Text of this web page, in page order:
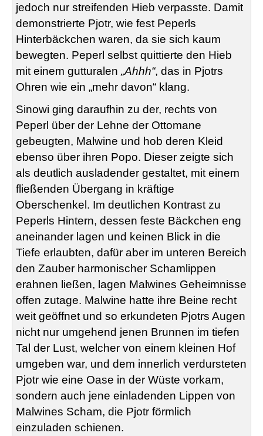
jedoch nur streifenden Hieb verpasste. Damit
demonstrierte Pjotr, wie fest Peperls
Hinterbäckchen waren, da sie sich kaum
bewegten. Peperl selbst quittierte den Hieb
mit einem gutturalen „Ahhh“, das in Pjotrs
Ohren wie ein „mehr davon“ klang.
Sinowi ging daraufhin zu der, rechts von
Peperl über der Lehne der Ottomane
gebeugten, Malwine und hob deren Kleid
ebenso über ihren Popo. Dieser zeigte sich
als deutlich ausladender gestaltet, mit einem
fließenden Übergang in kräftige
Oberschenkel. Im deutlichen Kontrast zu
Peperls Hintern, dessen feste Bäckchen eng
aneinander lagen und keinen Blick in die
Tiefe erlaubten, dafür aber im unteren Bereich
den Zauber harmonischer Schamlippen
erahnen ließen, lagen Malwines Geheimnisse
offen zutage. Malwine hatte ihre Beine recht
weit geöffnet und so erkundeten Pjotrs Augen
nicht nur umgehend jenen Brunnen im tiefen
Tal der Lust, welcher von einem kleinen Hof
umgeben war, und dem innerlich verdursteten
Pjotr wie eine Oase in der Wüste vorkam,
sondern auch jene einladenden Lippen von
Malwines Scham, die Pjotr förmlich
einzuladen schienen.